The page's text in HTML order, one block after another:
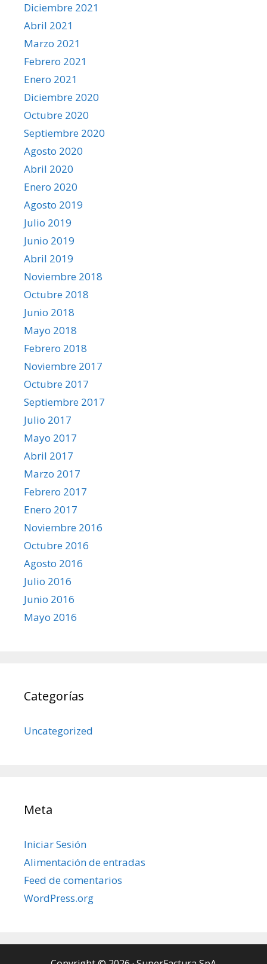
Diciembre 2021
Abril 2021
Marzo 2021
Febrero 2021
Enero 2021
Diciembre 2020
Octubre 2020
Septiembre 2020
Agosto 2020
Abril 2020
Enero 2020
Agosto 2019
Julio 2019
Junio 2019
Abril 2019
Noviembre 2018
Octubre 2018
Junio 2018
Mayo 2018
Febrero 2018
Noviembre 2017
Octubre 2017
Septiembre 2017
Julio 2017
Mayo 2017
Abril 2017
Marzo 2017
Febrero 2017
Enero 2017
Noviembre 2016
Octubre 2016
Agosto 2016
Julio 2016
Junio 2016
Mayo 2016
Categorías
Uncategorized
Meta
Iniciar Sesión
Alimentación de entradas
Feed de comentarios
WordPress.org